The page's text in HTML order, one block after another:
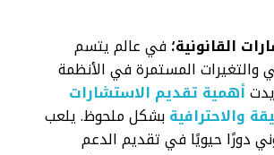
القانونية؛في عالم يتسم
والتغيرات المستمرة في الأنظمة
أهمية تقديم الاستشارات
والاحترافيةبشكل ملحوظ. يلعب
دورًا حيويًا في تقديم الدعم